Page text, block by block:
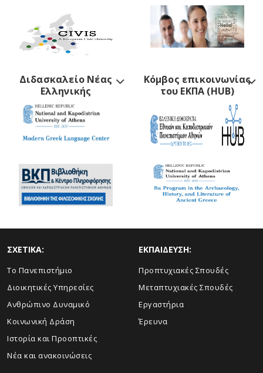
Διδασκαλείο Νέας
Ελληνικής
Κόμβος επικοινωνίας
του ΕΚΠΑ (HUB)
ΣΧΕΤΙΚΑ:
Το Πανεπιστήμιο
Διοικητικές Υπηρεσίες
Ανθρώπινο Δυναμικό
Κοινωνική Δράση
Ιστορία και Προοπτικές
Νέα και ανακοινώσεις
ΕΚΠΑΙΔΕΥΣΗ:
Προπτυχιακές Σπουδές
Μεταπτυχιακές Σπουδές
Εργαστήρια
Έρευνα